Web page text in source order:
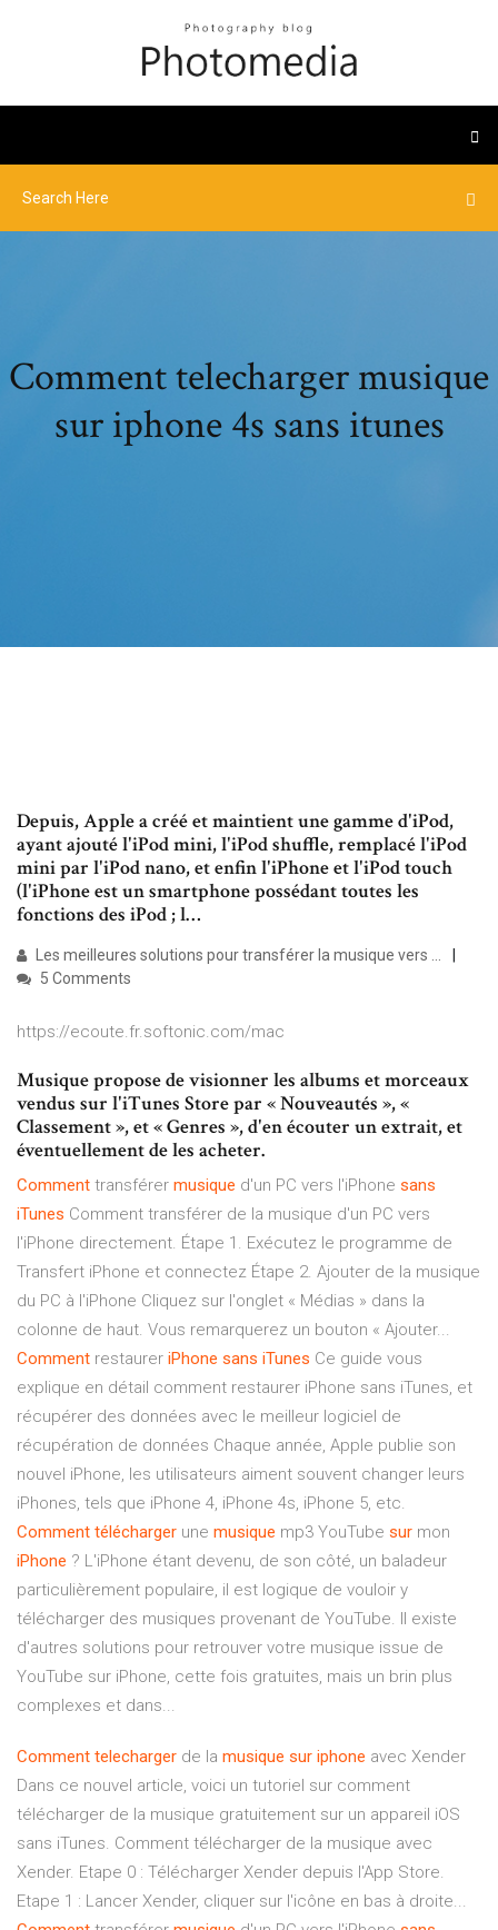
Comment telecharger musique
sur iphone 4s sans itunes
Depuis, Apple a créé et maintient une gamme d'iPod,
ayant ajouté l'iPod mini, l'iPod shuffle, remplacé l'iPod
mini par l'iPod nano, et enfin l'iPhone et l'iPod touch
(l'iPhone est un smartphone possédant toutes les
fonctions des iPod ; l…
Les meilleures solutions pour transférer la musique vers ...
5 Comments
https://ecoute.fr.softonic.com/mac
Musique propose de visionner les albums et morceaux
vendus sur l'iTunes Store par « Nouveautés », «
Classement », et « Genres », d'en écouter un extrait, et
éventuellement de les acheter.
Comment transférer musique d'un PC vers l'iPhone sans
iTunes Comment transférer de la musique d'un PC vers
l'iPhone directement. Étape 1. Exécutez le programme de
Transfert iPhone et connectez Étape 2. Ajouter de la musique
du PC à l'iPhone Cliquez sur l'onglet « Médias » dans la
colonne de haut. Vous remarquerez un bouton « Ajouter...
Comment restaurer iPhone sans iTunes Ce guide vous
explique en détail comment restaurer iPhone sans iTunes, et
récupérer des données avec le meilleur logiciel de
récupération de données Chaque année, Apple publie son
nouvel iPhone, les utilisateurs aiment souvent changer leurs
iPhones, tels que iPhone 4, iPhone 4s, iPhone 5, etc.
Comment télécharger une musique mp3 YouTube sur mon
iPhone ? L'iPhone étant devenu, de son côté, un baladeur
particulièrement populaire, il est logique de vouloir y
télécharger des musiques provenant de YouTube. Il existe
d'autres solutions pour retrouver votre musique issue de
YouTube sur iPhone, cette fois gratuites, mais un brin plus
complexes et dans...
Comment telecharger de la musique sur iphone avec Xender
Dans ce nouvel article, voici un tutoriel sur comment
télécharger de la musique gratuitement sur un appareil iOS
sans iTunes. Comment télécharger de la musique avec
Xender. Etape 0 : Télécharger Xender depuis l'App Store.
Etape 1 : Lancer Xender, cliquer sur l'icône en bas à droite...